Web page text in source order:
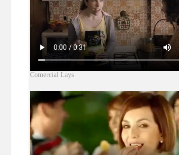
Comercial Lays